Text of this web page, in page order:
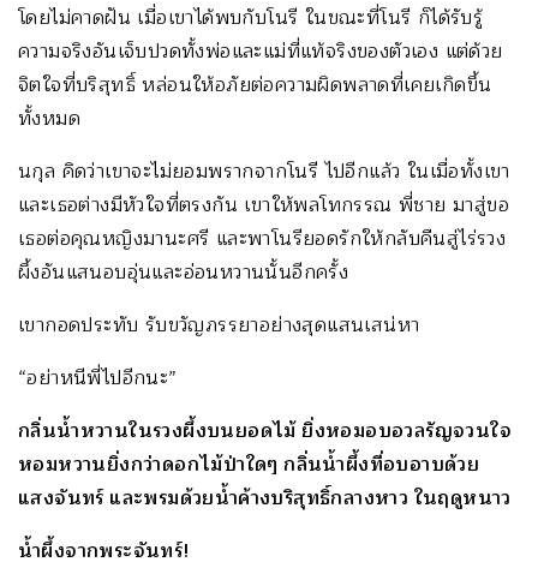
โดยไม่คาดฝัน เมื่อเขาได้พบกับโนรี ในขณะที่โนรี ก็ได้รับรู้
ความจริงอันเจ็บปวดทั้งพ่อและแม่ที่แท้จริงของตัวเอง แต่ด้วย
จิตใจที่บริสุทธิ์ หล่อนให้อภัยต่อความผิดพลาดที่เคยเกิดขึ้น
ทั้งหมด
นกุล คิดว่าเขาจะไม่ยอมพรากจากโนรี ไปอีกแล้ว ในเมื่อทั้งเขา
และเธอต่างมีหัวใจที่ตรงกัน เขาให้พลโทกรรณ พี่ชาย มาสู่ขอ
เธอต่อคุณหญิงมานะศรี และพาโนรียอดรักให้กลับคืนสู่ไร่รวง
ผึ้งอันแสนอบอุ่นและอ่อนหวานนั้นอีกครั้ง
เขากอดประทับ รับขวัญภรรยาอย่างสุดแสนเสน่หา
“อย่าหนีพี่ไปอีกนะ”
กลิ่นน้ำหวานในรวงผึ้งบนยอดไม้ ยิ่งหอมอบอวลรัญจวนใจ
หอมหวานยิ่งกว่าดอกไม้ป่าใดๆ กลิ่นน้ำผึ้งที่อบอาบด้วย
แสงจันทร์ และพรมด้วยน้ำค้างบริสุทธิ์กลางหาว ในฤดูหนาว
น้ำผึ้งจากพระจันทร์!